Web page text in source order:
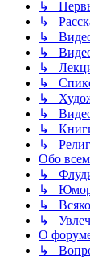
↳
↳
↳
↳
↳
↳
↳
↳ Видео
↳
↳
Обо всем
↳
↳
↳
↳
О
↳